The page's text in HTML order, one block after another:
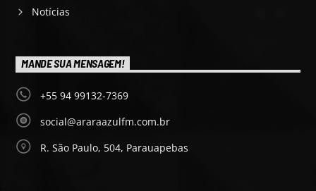
Notícias
MANDE SUA MENSAGEM!
+55 94 99132-7369
social@araraazulfm.com.br
R. São Paulo, 504, Parauapebas